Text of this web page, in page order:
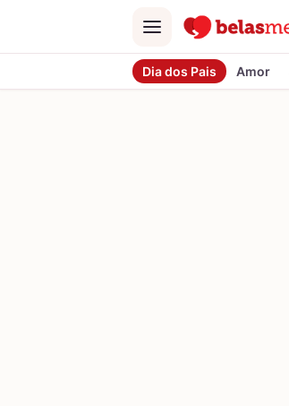
Menu
Dia dos Pais Amor